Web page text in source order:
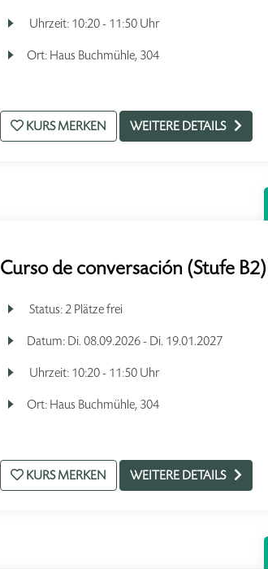
Uhrzeit: 10:20 - 11:50 Uhr
Ort: Haus Buchmühle, 304
KURS MERKEN WEITERE DETAILS
Curso de conversación (Stufe B2)
Status:2 Plätze frei
Datum: Di. 08.09.2026 - Di. 19.01.2027
Uhrzeit: 10:20 - 11:50 Uhr
Ort: Haus Buchmühle, 304
KURS MERKEN WEITERE DETAILS